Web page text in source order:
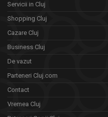
Servicii in Cluj
Shopping Cluj
Cazare Cluj
Business Cluj
De vazut
Parteneri Cluj.com
Contact
Vremea Cluj